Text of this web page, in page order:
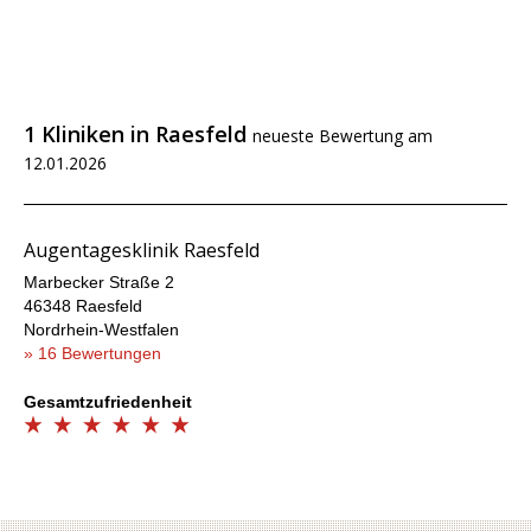
1 Kliniken in Raesfeld neueste Bewertung am
12.01.2026
Augentagesklinik Raesfeld
Marbecker Straße 2
46348 Raesfeld
Nordrhein-Westfalen
» 16 Bewertungen
Gesamtzufriedenheit